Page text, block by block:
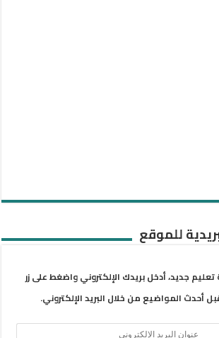
للموقع
جديد، أدخل بريدك الإلكتروني واضغط على زر
أحدث المواضيع من خلال البريد الإلكتروني.